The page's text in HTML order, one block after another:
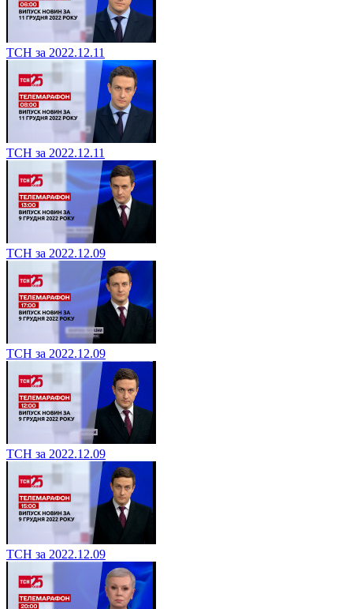
ТСН за 2022.12.11
ТСН за 2022.12.11
ТСН за 2022.12.09
ТСН за 2022.12.09
ТСН за 2022.12.09
ТСН за 2022.12.09